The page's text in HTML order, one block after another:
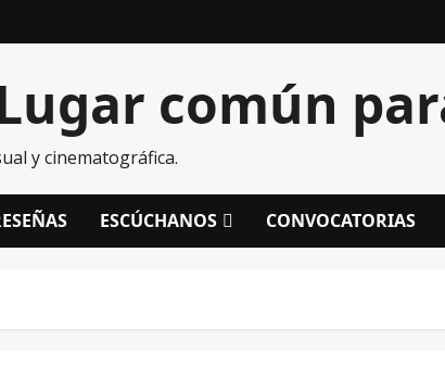
común
y cinematográfica.
ESCÚCHANOS CONVOCATORIAS